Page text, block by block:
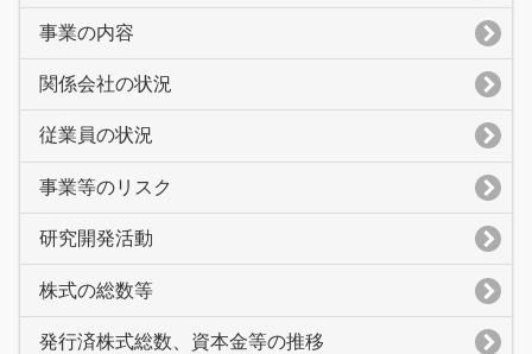
事業の内容
関係会社の状況
従業員の状況
事業等のリスク
研究開発活動
株式の総数等
発行済株式総数、資本金等の推移